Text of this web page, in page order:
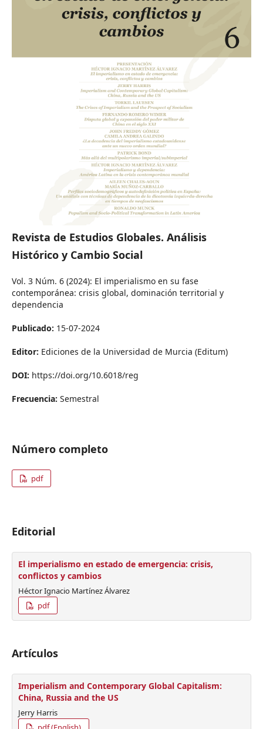
Revista de Estudios Globales. Análisis
Histórico y Cambio Social
Vol. 3 Núm. 6 (2024): El imperialismo en su fase
contemporánea: crisis global, dominación territorial y
dependencia
Publicado: 15-07-2024
Editor: Ediciones de la Universidad de Murcia (Editum)
DOI: https://doi.org/10.6018/reg
Frecuencia: Semestral
Número completo
pdf
Editorial
El imperialismo en estado de emergencia: crisis,
conflictos y cambios
Héctor Ignacio Martínez Álvarez
pdf
Artículos
Imperialism and Contemporary Global Capitalism:
China, Russia and the US
Jerry Harris